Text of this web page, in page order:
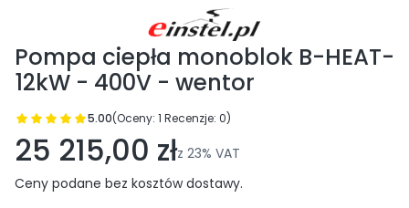
Pompa ciepła monoblok B-HEAT-
12kW - 400V - wentor
5.00(Oceny: 1 Recenzje: 0)
Przejdź do sekcji Opinie
25 215,00 złz 23% VAT
Ceny podane bez kosztów dostawy.